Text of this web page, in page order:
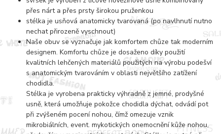
přes nárt a přes prsty širokou pruženkou
stélka je usňová anatomicky tvarovaná (po navlhnutí nutno
nechat přirozeně vyschnout)
Naše obuv se vyznačuje jak komfortem chůze tak moderním
designem. Komfortu chůze je dosaženo díky použití
kvalitních lehčených materiálů použitých na výrobu podešví
s anatomickým tvarováním v oblasti největšího zatížení
chodidla.
Stélka je vyrobena prakticky výhradně z jemné, prodyšné
usně, která umožňuje pokožce chodidla dýchat, odvádí pot
při zvýšeném pocení nohou, čímž omezuje vznik
mikrobiálních, event. mykotických onemocnění kůže nohou,